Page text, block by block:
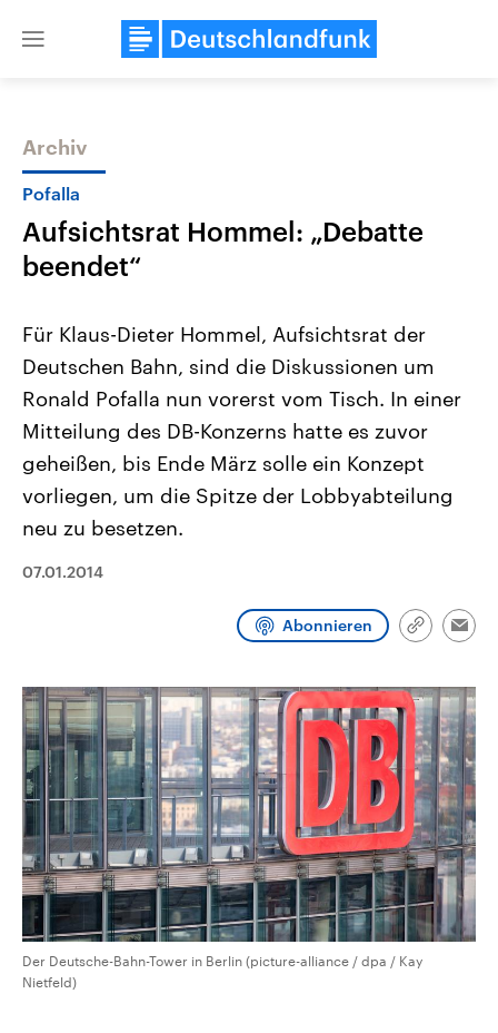
Close
Themen
Landtagswahl Sachsen-Anhalt
2026
Alle Informationen
Sachsen-Anhalt wählt am 6.
September 2026 einen neuen
Landtag. Seit 2021 wird das
Bundesland von einer Koalition aus
CDU, SPD und FDP regiert.-
Umfragen, Prognosen,
und Hintergründe zu den Parteien
und Kandidaten der anstehenden
USA
Aktuelle Beiträge,
Hintergründe
Wirtschaftlich und
gehören die Vereinigten
den mächtigsten Ländern
mit großem Einfluss auf
aktuelle Weltgeschehen.
Sendungen
Archiv
Pofalla
Aufsichtsrat Hommel: „Debatte
beendet“
Für Klaus-Dieter Hommel, Aufsichtsrat der
Deutschen Bahn, sind die Diskussionen um
Ronald Pofalla nun vorerst vom Tisch. In einer
Mitteilung des DB-Konzerns hatte es zuvor
geheißen, bis Ende März solle ein Konzept
vorliegen, um die Spitze der Lobbyabteilung
neu zu besetzen.
07.01.2014
Abonnieren
Link
Der Deutsche-Bahn-Tower in Berlin (picture-alliance / dpa / Kay
Nietfeld)